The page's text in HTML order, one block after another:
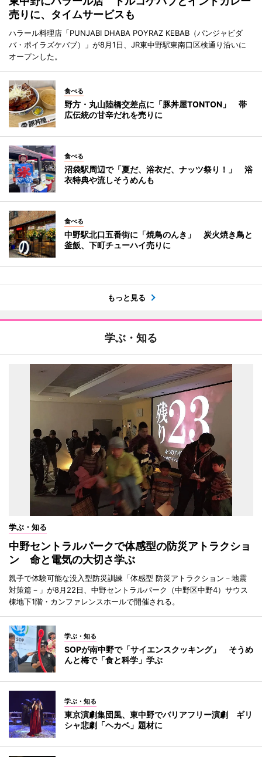
売りに、タイムサービスも
ハラール料理店「PUNJABI DHABA POYRAZ KEBAB（パンジャビダ
バ・ポイラズケバブ）」が8月1日、JR東中野駅東南口区検通り沿いに
オープンした。
食べる
野方・丸山陸橋交差点に「豚丼屋TONTON」 帯
広伝統の甘辛だれを売りに
食べる
沼袋駅周辺で「夏だ、浴衣だ、ナッツ祭り！」 浴
衣特典や流しそうめんも
食べる
中野駅北口五番街に「焼鳥のんき」 炭火焼き鳥と
釜飯、下町チューハイ売りに
もっと見る
学ぶ・知る
学ぶ・知る
中野セントラルパークで体感型の防災アトラクショ
ン 命と電気の大切さ学ぶ
親子で体験可能な没入型防災訓練「体感型 防災アトラクション－地震
対策篇－」が8月22日、中野セントラルパーク（中野区中野4）サウス
棟地下1階・カンファレンスホールで開催される。
学ぶ・知る
SOPが南中野で「サイエンスクッキング」 そうめ
んと梅で「食と科学」学ぶ
学ぶ・知る
東京演劇集団風、東中野でバリアフリー演劇 ギリ
シャ悲劇「ヘカベ」題材に